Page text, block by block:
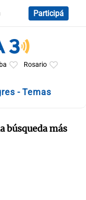
Participá
Rosario
- Temas
búsqueda más